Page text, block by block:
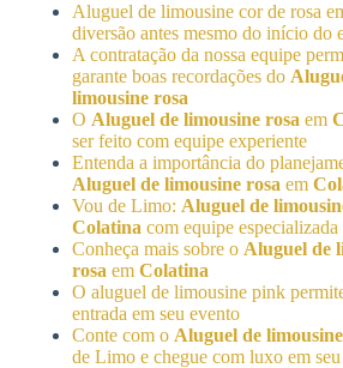
Aluguel de limousine cor de rosa
diversão antes mesmo do início do
A contratação da nossa equipe
garante boas recordações do
limousine rosa
O Aluguel de limousine rosa em
ser feito com equipe experiente
Entenda a importância do
Aluguel de limousine rosa em
Vou de Limo: Aluguel de
Colatina com equipe especializada
Conheça mais sobre o Aluguel de
rosa em Colatina
O aluguel de limousine pink
entrada em seu evento
Conte com o Aluguel de
de Limo e chegue com luxo em